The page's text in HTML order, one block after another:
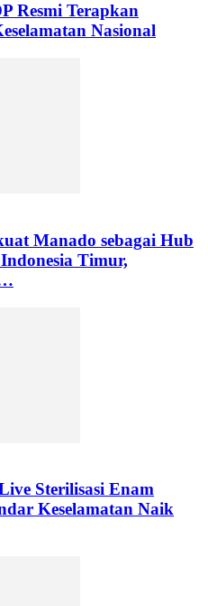
Resmi Terapkan
Nasional
Manado sebagai Hub
Timur,
Sterilisasi Enam
Keselamatan Naik